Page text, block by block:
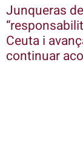
Junqueras
Ceuta i
continuar